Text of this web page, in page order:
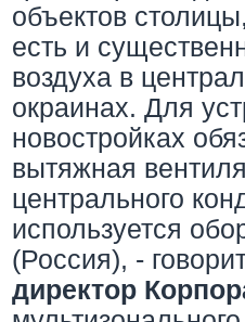
объектов
есть и
воздуха в
окраинах. Для
новостройках
вытяжная
центрального
используется
(Россия), -
директор